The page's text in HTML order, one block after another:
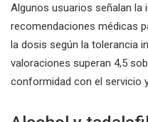
Algunos usuarios señalan la
recomendaciones médicas
la dosis según la tolerancia
valoraciones superan 4,5
conformidad con el servicio